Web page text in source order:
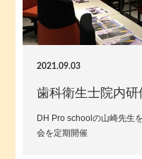
2021.09.03
歯科衛生士院内
DH Pro schoolの山崎先生
会を定期開催